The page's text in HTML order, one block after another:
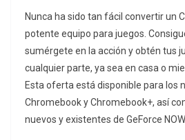
Nunca ha sido tan fácil convertir un
potente equipo para juegos.
sumérgete en la acción y obtén tus
cualquier parte, ya sea en casa o
Esta oferta está disponible para los
Chromebook y Chromebook+, así
nuevos y existentes de GeForce NOW